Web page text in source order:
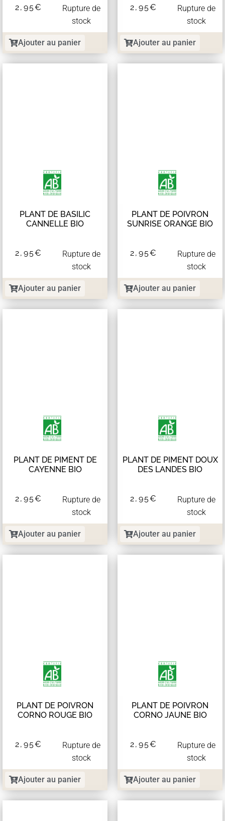
2,95€
Rupture de
stock
Ajouter au panier
2,95€
Rupture de
stock
Ajouter au panier
PLANT DE BASILIC
CANNELLE BIO
2,95€
Rupture de
stock
Ajouter au panier
PLANT DE POIVRON
SUNRISE ORANGE BIO
2,95€
Rupture de
stock
Ajouter au panier
PLANT DE PIMENT DE
CAYENNE BIO
2,95€
Rupture de
stock
Ajouter au panier
PLANT DE PIMENT DOUX
DES LANDES BIO
2,95€
Rupture de
stock
Ajouter au panier
PLANT DE POIVRON
CORNO ROUGE BIO
2,95€
Rupture de
stock
Ajouter au panier
PLANT DE POIVRON
CORNO JAUNE BIO
2,95€
Rupture de
stock
Ajouter au panier